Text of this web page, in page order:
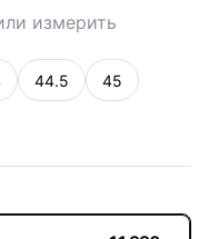
измерить
44.5 45